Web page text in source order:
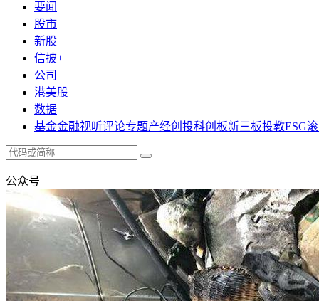
要闻
股市
新股
信披+
公司
港美股
数据
基金金融视听评论专题产经创投科创板新三板投教ESG
公众号